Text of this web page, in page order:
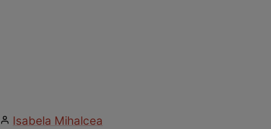
Isabela Mihalcea